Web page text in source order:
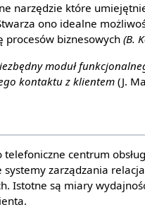
narzędzie które
ono idealne
procesów biznesowych(B.
moduł
kontaktu z klientem (J.
telefoniczne centrum
systemy zarządzania
Istotne są miary